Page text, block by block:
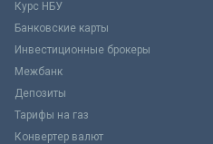
Курс НБУ
Банковские карты
Инвестиционные брокеры
Межбанк
Депозиты
Тарифы на газ
Конвертер валют